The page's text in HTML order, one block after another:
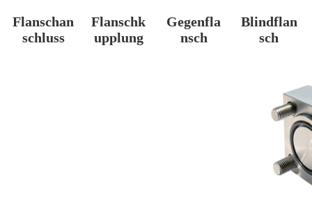
Flanschan
schluss
Flanschk
upplung
Gegenfla
nsch
Blindflan
sch